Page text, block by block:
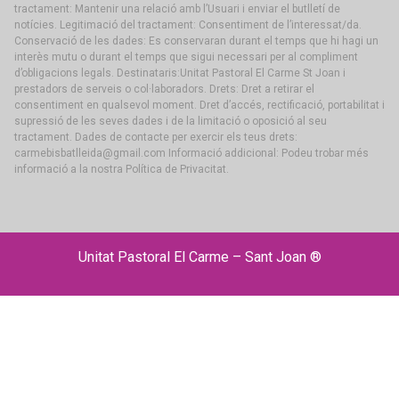
tractament: Mantenir una relació amb l’Usuari i enviar el butlletí de
notícies. Legitimació del tractament: Consentiment de l’interessat/da.
Conservació de les dades: Es conservaran durant el temps que hi hagi un
interès mutu o durant el temps que sigui necessari per al compliment
d’obligacions legals. Destinataris:Unitat Pastoral El Carme St Joan i
prestadors de serveis o col·laboradors. Drets: Dret a retirar el
consentiment en qualsevol moment. Dret d’accés, rectificació, portabilitat i
supressió de les seves dades i de la limitació o oposició al seu
tractament. Dades de contacte per exercir els teus drets:
carmebisbatlleida@gmail.com Informació addicional: Podeu trobar més
informació a la nostra Política de Privacitat.
Unitat Pastoral El Carme – Sant Joan ®